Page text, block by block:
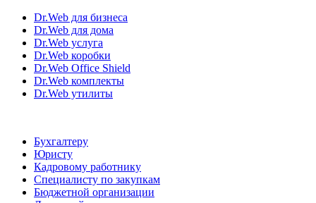
Dr.Web для бизнеса
Dr.Web для дома
Dr.Web услуга
Dr.Web коробки
Dr.Web Office Shield
Dr.Web комплекты
Dr.Web утилиты
Бухгалтеру
Юристу
Кадровому работнику
Специалисту по закупкам
Бюджетной организации